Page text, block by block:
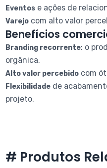
Eventose ações de
Varejocom alto valor
Benefícios
Branding recorrente: o
orgânica.
Alto valor percebidocom
Flexibilidadede
projeto.
# Produtos